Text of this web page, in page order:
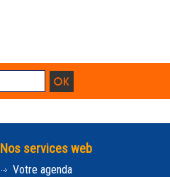
Nos services web
Votre agenda